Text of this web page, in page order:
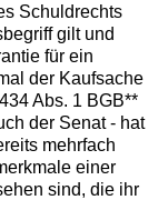
Schuldrechts
gilt und
für ein
der Kaufsache
Abs. 1 BGB**
der Senat - hat
mehrfach
einer
sind, die ihr